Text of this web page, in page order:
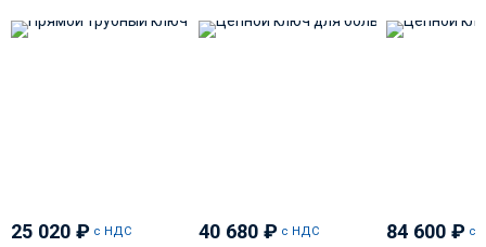
25 020 ₽ с НДС 40 680 ₽ с НДС 84 600 ₽ с